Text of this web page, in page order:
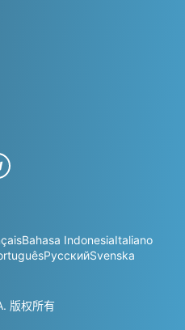
Bahasa IndonesiaItaliano
РусскийSvenska
版权所有